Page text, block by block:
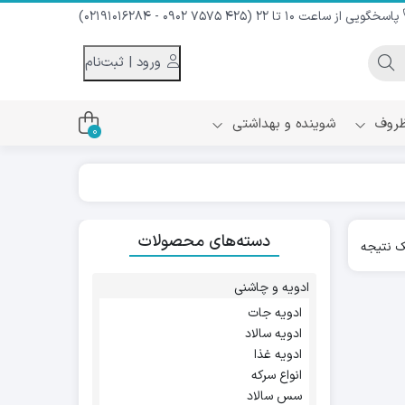
پاسخگویی از ساعت 10 تا 22 (425 7575 0902 - 02191016284)
سرد
شوینده و بهداشتی 0
نتیجه دسته‌های محصولات
ادویه و چاشنی
ادویه جات
ادویه سالاد
ادویه غذا
انواع سرکه
سس سالاد